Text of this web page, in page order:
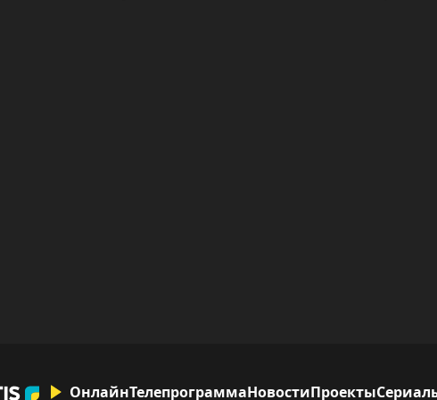
ОнлайнТелепрограммаНовостиПроекты